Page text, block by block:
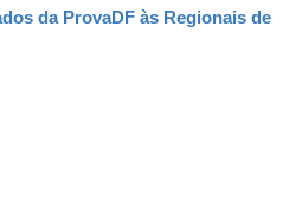
da ProvaDF às Regionais de